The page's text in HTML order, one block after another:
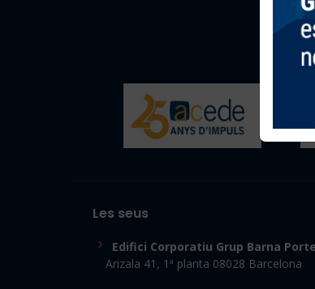
Les seus
Edifici Corporatiu Grup Barna
Arizala 41, 1ª planta 08028 Barcelona